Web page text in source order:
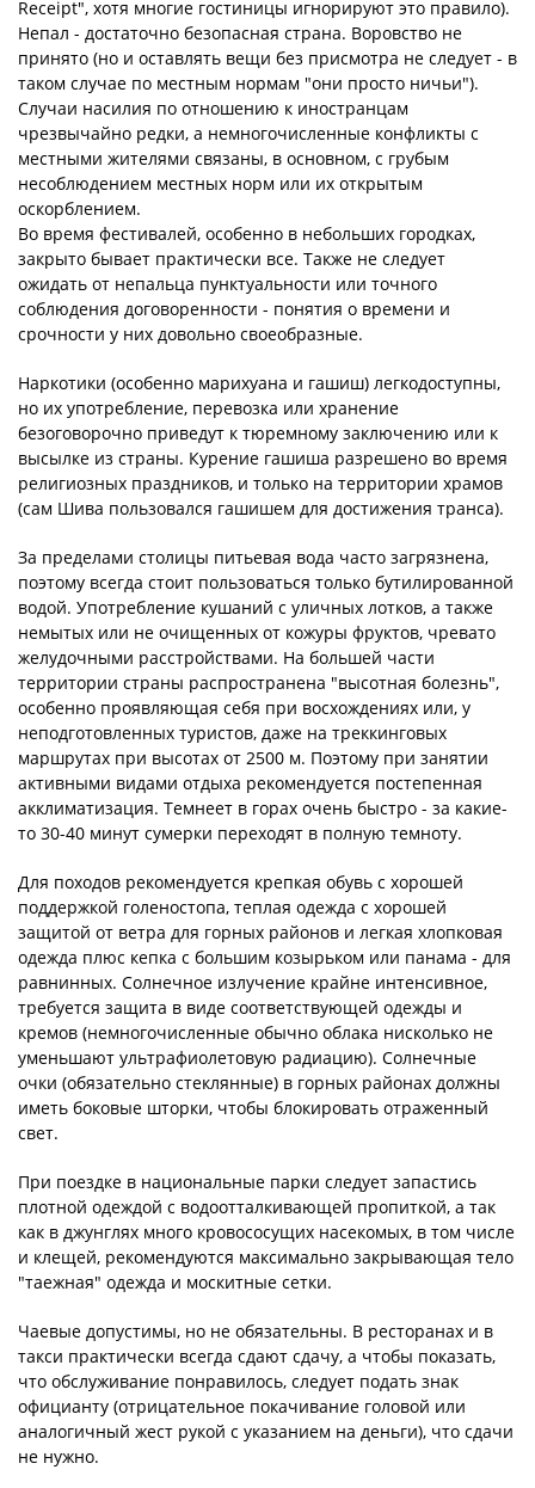
Receipt", хотя многие гостиницы игнорируют это правило).
Непал - достаточно безопасная страна. Воровство не
принято (но и оставлять вещи без присмотра не следует - в
таком случае по местным нормам "они просто ничьи").
Случаи насилия по отношению к иностранцам
чрезвычайно редки, а немногочисленные конфликты с
местными жителями связаны, в основном, с грубым
несоблюдением местных норм или их открытым
оскорблением.
Во время фестивалей, особенно в небольших городках,
закрыто бывает практически все. Также не следует
ожидать от непальца пунктуальности или точного
соблюдения договоренности - понятия о времени и
срочности у них довольно своеобразные.
Наркотики (особенно марихуана и гашиш) легкодоступны,
но их употребление, перевозка или хранение
безоговорочно приведут к тюремному заключению или к
высылке из страны. Курение гашиша разрешено во время
религиозных праздников, и только на территории храмов
(сам Шива пользовался гашишем для достижения транса).
За пределами столицы питьевая вода часто загрязнена,
поэтому всегда стоит пользоваться только бутилированной
водой. Употребление кушаний с уличных лотков, а также
немытых или не очищенных от кожуры фруктов, чревато
желудочными расстройствами. На большей части
территории страны распространена "высотная болезнь",
особенно проявляющая себя при восхождениях или, у
неподготовленных туристов, даже на треккинговых
маршрутах при высотах от 2500 м. Поэтому при занятии
активными видами отдыха рекомендуется постепенная
акклиматизация. Темнеет в горах очень быстро - за какие-
то 30-40 минут сумерки переходят в полную темноту.
Для походов рекомендуется крепкая обувь с хорошей
поддержкой голеностопа, теплая одежда с хорошей
защитой от ветра для горных районов и легкая хлопковая
одежда плюс кепка с большим козырьком или панама - для
равнинных. Солнечное излучение крайне интенсивное,
требуется защита в виде соответствующей одежды и
кремов (немногочисленные обычно облака нисколько не
уменьшают ультрафиолетовую радиацию). Солнечные
очки (обязательно стеклянные) в горных районах должны
иметь боковые шторки, чтобы блокировать отраженный
свет.
При поездке в национальные парки следует запастись
плотной одеждой с водоотталкивающей пропиткой, а так
как в джунглях много кровососущих насекомых, в том числе
и клещей, рекомендуются максимально закрывающая тело
"таежная" одежда и москитные сетки.
Чаевые допустимы, но не обязательны. В ресторанах и в
такси практически всегда сдают сдачу, а чтобы показать,
что обслуживание понравилось, следует подать знак
официанту (отрицательное покачивание головой или
аналогичный жест рукой с указанием на деньги), что сдачи
не нужно.